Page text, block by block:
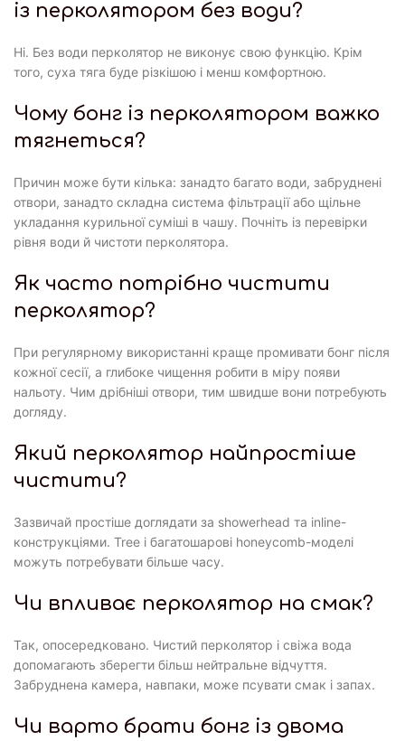
із перколятором без води?
Ні. Без води перколятор не виконує свою функцію. Крім
того, суха тяга буде різкішою і менш комфортною.
Чому бонг із перколятором важко
тягнеться?
Причин може бути кілька: занадто багато води, забруднені
отвори, занадто складна система фільтрації або щільне
укладання курильної суміші в чашу. Почніть із перевірки
рівня води й чистоти перколятора.
Як часто потрібно чистити
перколятор?
При регулярному використанні краще промивати бонг після
кожної сесії, а глибоке чищення робити в міру появи
нальоту. Чим дрібніші отвори, тим швидше вони потребують
догляду.
Який перколятор найпростіше
чистити?
Зазвичай простіше доглядати за showerhead та inline-
конструкціями. Tree і багатошарові honeycomb-моделі
можуть потребувати більше часу.
Чи впливає перколятор на смак?
Так, опосередковано. Чистий перколятор і свіжа вода
допомагають зберегти більш нейтральне відчуття.
Забруднена камера, навпаки, може псувати смак і запах.
Чи варто брати бонг із двома